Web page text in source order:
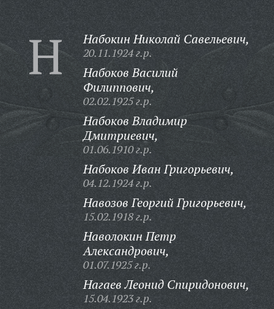
Н Набокин Николай Савельевич,
20.11.1924 г.р.
Набоков Василий
Филиппович,
02.02.1925 г.р.
Набоков Владимир
Дмитриевич,
01.06.1910 г.р.
Набоков Иван Григорьевич,
04.12.1924 г.р.
Навозов Георгий Григорьевич,
15.02.1918 г.р.
Наволокин Петр
Александрович,
01.07.1925 г.р.
Нагаев Леонид Спиридонович,
15.04.1923 г.р.